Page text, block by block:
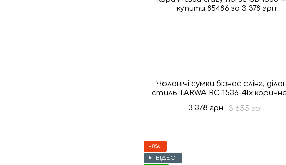
Чоловічі сумки бізнес слінг,
стиль TARWA RC-1536-4lx
3 655 грн
3 378 грн
−8%
ВІДЕО